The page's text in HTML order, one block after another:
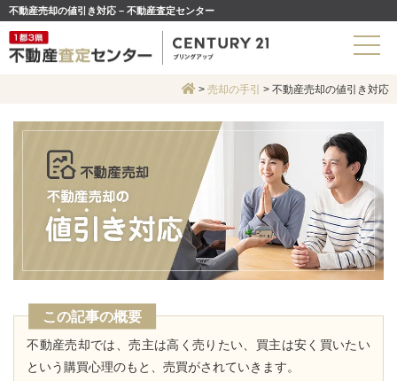
不動産売却の値引き対応 – 不動産査定センター
> 売却の手引 > 不動産売却の値引き対応
この記事の概要
不動産売却では、売主は高く売りたい、買主は安く買いたい
という購買心理のもと、売買がされていきます。